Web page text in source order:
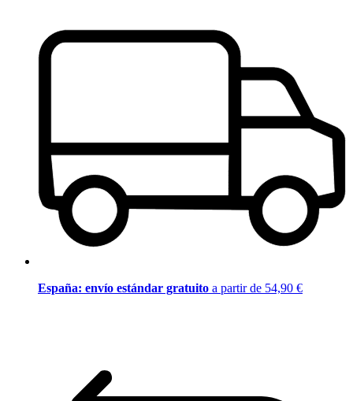
España: envío estándar gratuito a partir de 54,90 €